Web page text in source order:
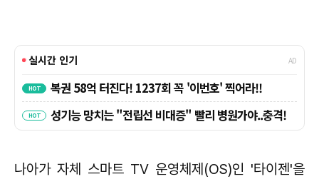
나아가 자체 스마트 TV 운영체제(OS)인 '타이젠'을